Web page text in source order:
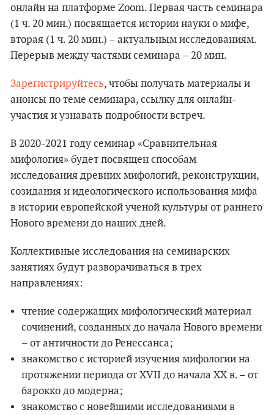
онлайн на платформе Zoom. Первая часть семинара
(1 ч. 20 мин.) посвящается истории науки о мифе,
вторая (1 ч. 20 мин.) – актуальным исследованиям.
Перерыв между частями семинара – 20 мин.
Зарегистрируйтесь, чтобы получать материалы и
анонсы по теме семинара, ссылку для онлайн-
участия и узнавать подробности встреч.
В 2020-2021 году семинар «Сравнительная
мифология» будет посвящен способам
исследования древних мифологий, реконструкции,
созидания и идеологического использования мифа
в истории европейской ученой культуры от раннего
Нового времени до наших дней.
Коллективные исследования на семинарских
занятиях будут разворачиваться в трех
направлениях:
чтение содержащих мифологический материал
сочинений, созданных до начала Нового времени
– от античности до Ренессанса;
знакомство с историей изучения мифологии на
протяжении периода от XVII до начала XX в. – от
барокко до модерна;
знакомство с новейшими исследованиями в